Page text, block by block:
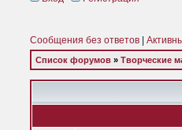
Сообщения без ответов
Список форумов » Творческие